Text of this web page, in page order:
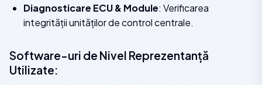
Diagnosticare ECU & Module: Verificarea
integrității unităților de control centrale.
Software-uri de Nivel Reprezentanță
Utilizate: